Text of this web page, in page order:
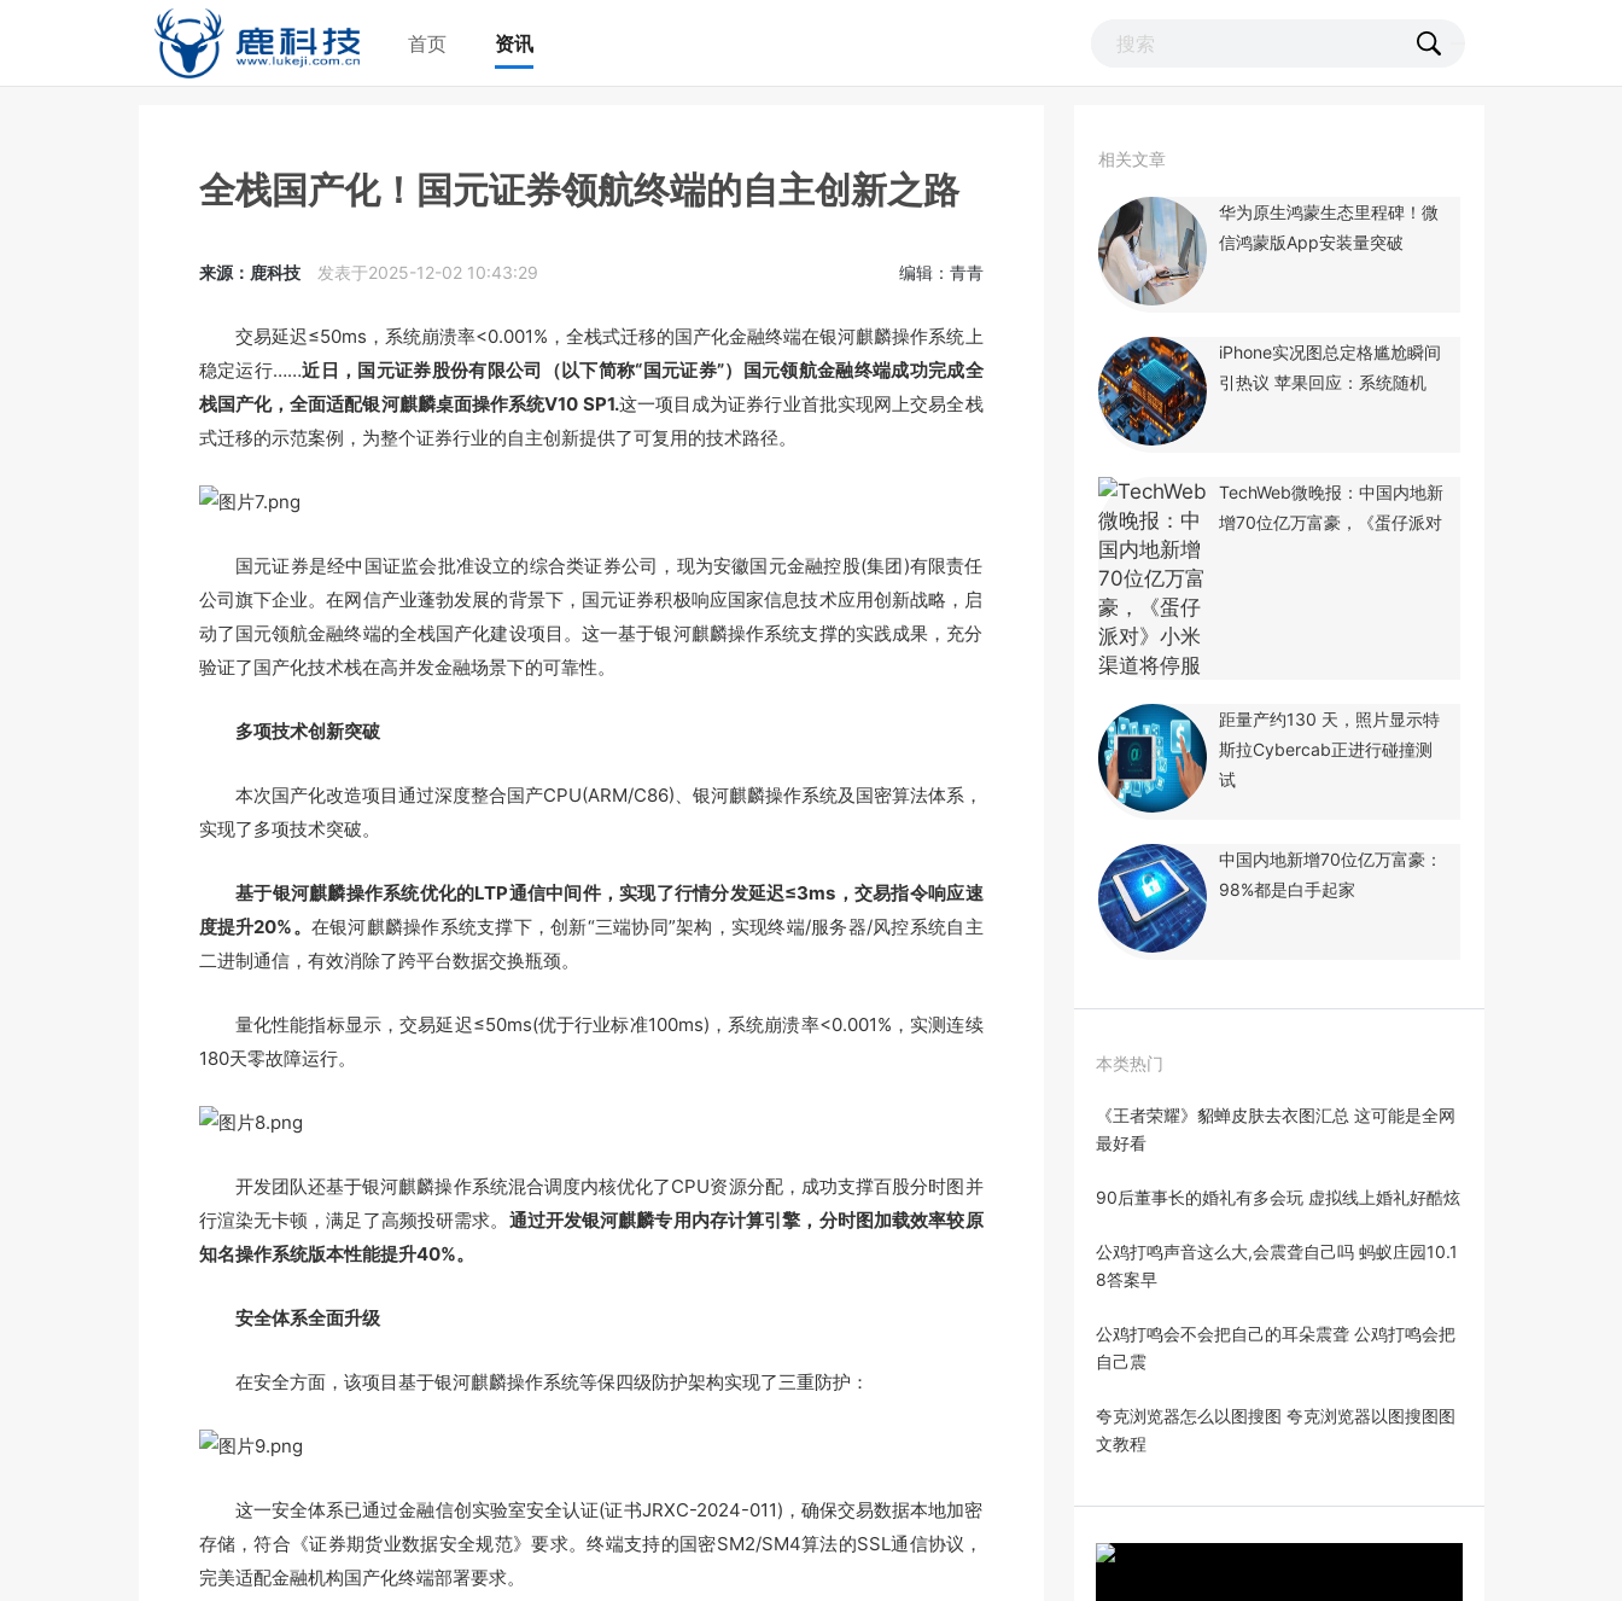
首页 资讯
全栈国产化！国元证券领航终端的自主创新之路
来源：鹿科技 发表于2025-12-02 10:43:29 编辑：青青
交易延迟≤50ms，系统崩溃率<0.001%，全栈式迁移的国产化金融终端在银河麒麟操作系统上
稳定运行……近日，国元证券股份有限公司（以下简称“国元证券”）国元领航金融终端成功完成全
栈国产化，全面适配银河麒麟桌面操作系统V10 SP1.这一项目成为证券行业首批实现网上交易全栈
式迁移的示范案例，为整个证券行业的自主创新提供了可复用的技术路径。
国元证券是经中国证监会批准设立的综合类证券公司，现为安徽国元金融控股(集团)有限责任
公司旗下企业。在网信产业蓬勃发展的背景下，国元证券积极响应国家信息技术应用创新战略，启
动了国元领航金融终端的全栈国产化建设项目。这一基于银河麒麟操作系统支撑的实践成果，充分
验证了国产化技术栈在高并发金融场景下的可靠性。
多项技术创新突破
本次国产化改造项目通过深度整合国产CPU(ARM/C86)、银河麒麟操作系统及国密算法体系，
实现了多项技术突破。
基于银河麒麟操作系统优化的LTP通信中间件，实现了行情分发延迟≤3ms，交易指令响应速
度提升20%。 在银河麒麟操作系统支撑下，创新“三端协同”架构，实现终端/服务器/风控系统自主
二进制通信，有效消除了跨平台数据交换瓶颈。
量化性能指标显示，交易延迟≤50ms(优于行业标准100ms)，系统崩溃率<0.001%，实测连续
180天零故障运行。
开发团队还基于银河麒麟操作系统混合调度内核优化了CPU资源分配，成功支撑百股分时图并
行渲染无卡顿，满足了高频投研需求。 通过开发银河麒麟专用内存计算引擎，分时图加载效率较原
知名操作系统版本性能提升40%。
安全体系全面升级
在安全方面，该项目基于银河麒麟操作系统等保四级防护架构实现了三重防护：
这一安全体系已通过金融信创实验室安全认证(证书JRXC-2024-011)，确保交易数据本地加密
存储，符合《证券期货业数据安全规范》要求。终端支持的国密SM2/SM4算法的SSL通信协议，
完美适配金融机构国产化终端部署要求。
相关文章
华为原生鸿蒙生态里程碑！微
信鸿蒙版App安装量突破
iPhone实况图总定格尴尬瞬间
引热议 苹果回应：系统随机
TechWeb微晚报：中国内地新
增70位亿万富豪，《蛋仔派对
距量产约130 天，照片显示特
斯拉Cybercab正进行碰撞测
试
中国内地新增70位亿万富豪：
98%都是白手起家
本类热门
《王者荣耀》貂蝉皮肤去衣图汇总 这可能是全网
最好看
90后董事长的婚礼有多会玩 虚拟线上婚礼好酷炫
公鸡打鸣声音这么大,会震聋自己吗 蚂蚁庄园10.1
8答案早
公鸡打鸣会不会把自己的耳朵震聋 公鸡打鸣会把
自己震
夸克浏览器怎么以图搜图 夸克浏览器以图搜图图
文教程